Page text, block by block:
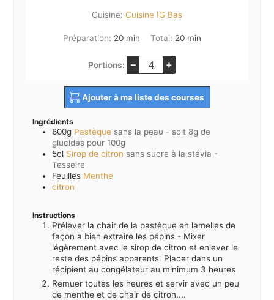
Cuisine: Cuisine IG Bas
Préparation: 20minutes
min Total: 20minutes
min
Portions: – +
Ajouter à ma liste des courses
Ingrédients
800g Pastèque sans la peau - soit 8g de
glucides pour 100g
5cl Sirop de citron sans sucre à la stévia -
Tesseire
Feuilles Menthe
citron
Instructions
Prélever la chair de la pastèque en lamelles de
façon a bien extraire les pépins - Mixer
légèrement avec le sirop de citron et enlever le
reste des pépins apparents. Placer dans un
récipient au congélateur au minimum 3 heures
Remuer toutes les heures et servir avec un peu
de menthe et de chair de citron....